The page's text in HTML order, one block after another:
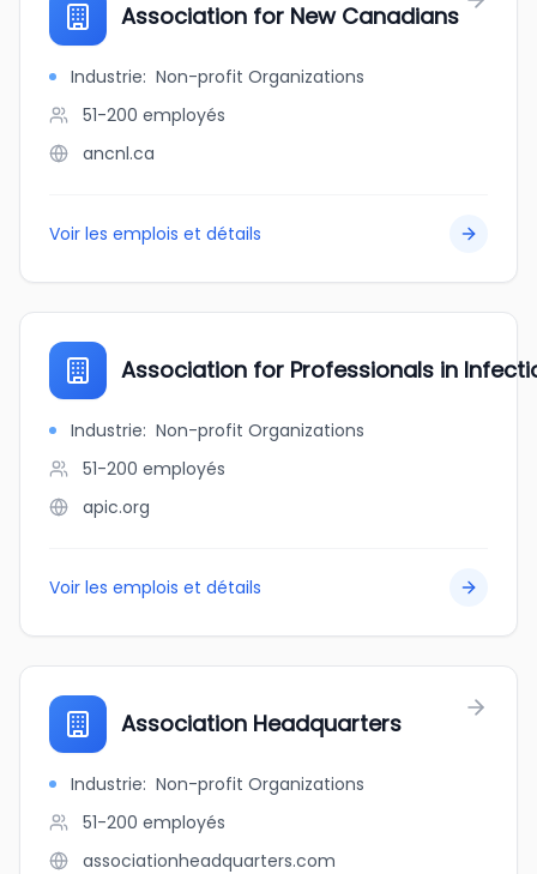
Association for New Canadians
Industrie: Non-profit Organizations
51-200 employés
ancnl.ca
Voir les emplois et détails
Association for Professionals in
Industrie: Non-profit Organizations
51-200 employés
apic.org
Voir les emplois et détails
Association Headquarters
Industrie: Non-profit Organizations
51-200 employés
associationheadquarters.com